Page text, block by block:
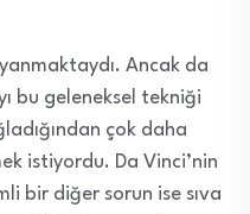
Ancak da
bu geleneksel tekniği
çok daha
istiyordu. Da Vinci’nin
bir diğer sorun ise sıva